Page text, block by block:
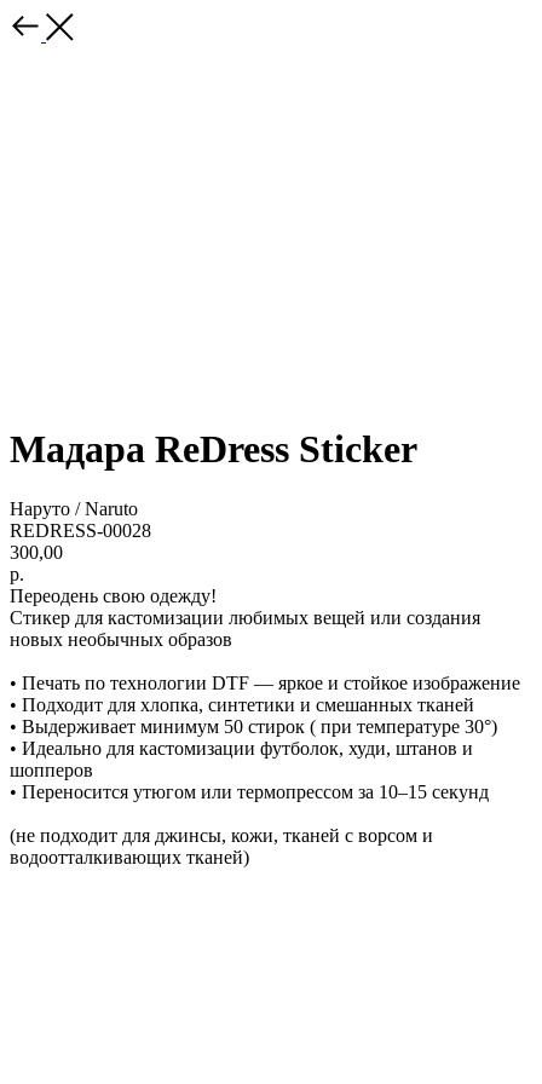
Мадара ReDress Sticker
Наруто / Naruto
REDRESS-00028
300,00
р.
Переодень свою одежду!
Стикер для кастомизации любимых вещей или создания
новых необычных образов
• Печать по технологии DTF — яркое и стойкое изображение
• Подходит для хлопка, синтетики и смешанных тканей
• Выдерживает минимум 50 стирок ( при температуре 30°)
• Идеально для кастомизации футболок, худи, штанов и
шопперов
• Переносится утюгом или термопрессом за 10–15 секунд
(не подходит для джинсы, кожи, тканей с ворсом и
водоотталкивающих тканей)